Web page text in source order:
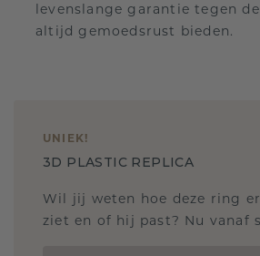
levenslange garantie tegen
altijd gemoedsrust bieden.
UNIEK!
3D PLASTIC REPLICA
Wil jij weten hoe deze ring
ziet en of hij past? Nu vanaf